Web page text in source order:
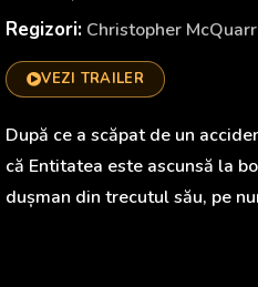
Regizori: Christopher
VEZI TRAILER
După ce a scăpat de un
că Entitatea este ascunsă la
dușman din trecutul său, pe